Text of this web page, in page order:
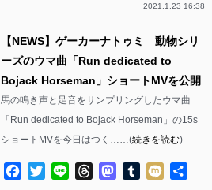
2021.1.23 16:38
【NEWS】ゲーカーナトゥミ 動物シリ
ーズのウマ曲「Run dedicated to
Bojack Horseman」ショートMVを公開
馬の鳴き声と足音をサンプリングしたウマ曲
「Run dedicated to Bojack Horseman」の15s
ショートMVを今日はつく……(続きを読む)
Facebook
TwitterLine ThreadsMastodon
Tumblr
Mixi